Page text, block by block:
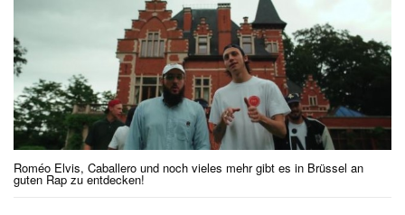
Roméo Elvis, Caballero und noch vieles mehr gibt es in Brüssel an
guten Rap zu entdecken!